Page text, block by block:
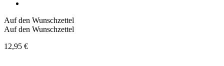
Auf den Wunschzettel
Auf den Wunschzettel
12,95 €